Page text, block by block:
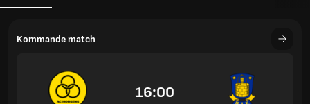
Kommande match
16:00